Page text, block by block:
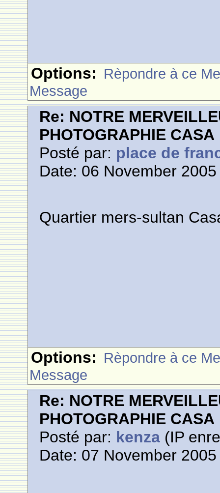
Options: Rèpondre à ce
Message
Re: NOTRE
PHOTOGRAPHIE CASA
Posté par: place de
Date: 06 November
Quartier mers-sultan
Options: Rèpondre à ce
Message
Re: NOTRE
PHOTOGRAPHIE CASA
Posté par: kenza (IP
Date: 07 November